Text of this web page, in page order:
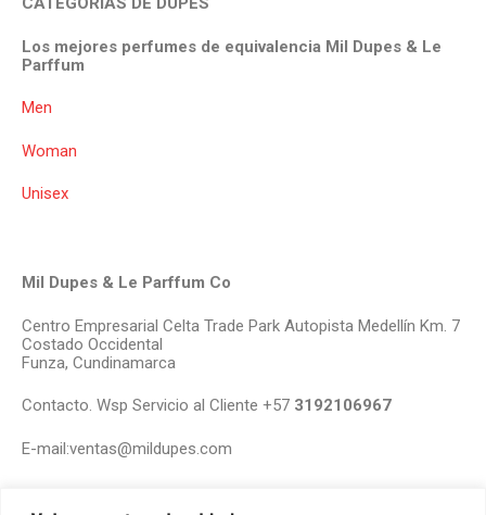
Los mejores perfumes de equivalencia Mil Dupes & Le
Parffum
Men
Woman
Unisex
Mil Dupes & Le Parffum Co
Centro Empresarial Celta Trade Park Autopista Medellín Km. 7
Costado Occidental
Funza, Cundinamarca
Contacto. Wsp Servicio al Cliente +57 3192106967
E-mail:ventas@mildupes.com